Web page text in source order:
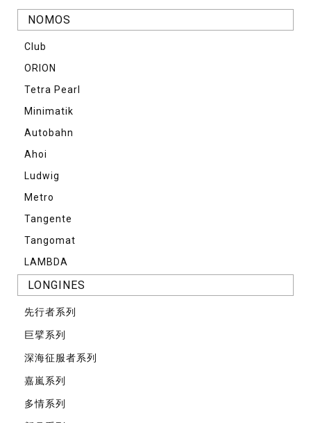
NOMOS
Club
ORION
Tetra Pearl
Minimatik
Autobahn
Ahoi
Ludwig
Metro
Tangente
Tangomat
LAMBDA
LONGINES
先⾏者系列
巨擘系列
深海征服者系列
嘉嵐系列
多情系列